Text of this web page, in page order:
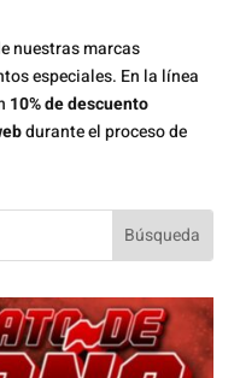
nuestras marcas
especiales. En la línea
10% de descuento
durante el proceso de